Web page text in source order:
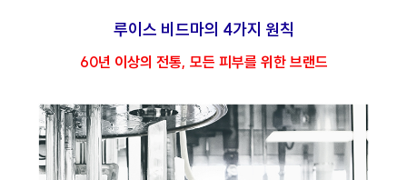
루이스 비드마의 4가지 원칙
60년 이상의 전통, 모든 피부를 위한 브랜드